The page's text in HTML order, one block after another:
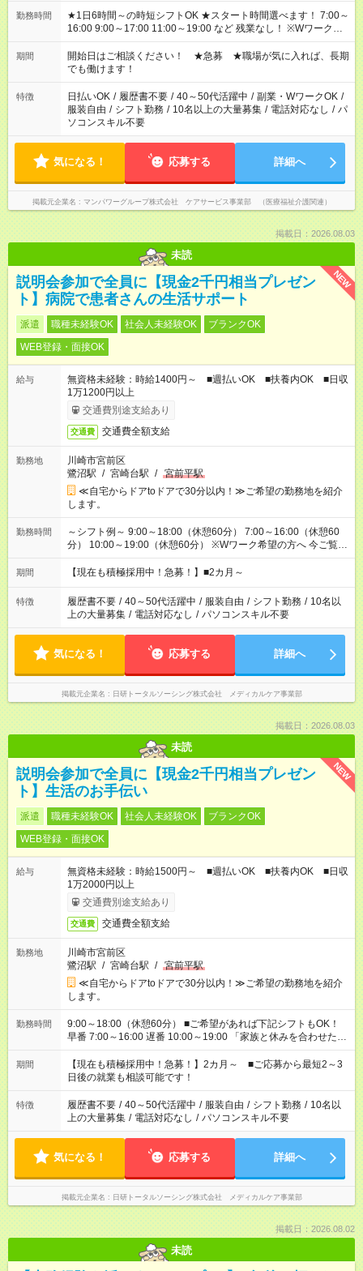
勤務時間
★1日6時間～の時短シフトOK ★スタート時間選べます！ 7:00～
16:00 9:00～17:00 11:00～19:00 など 残業なし！ ※Wワークの
場合、他のお仕事と合わせ週40時間超の就業はご案内できませ
ん ※法令に基づき、週20時間以上勤務は社会保険への加入対象
となります ※労働者派遣法（日雇い派遣の原則禁止）により、
短時間・短期間の就業はご案内が難しい場合があります
期間
開始日はご相談ください！ ★急募 ★職場が気に入れば、長期
でも働けます！
特徴 日払いOK / 履歴書不要 / 40～50代活躍中 / 副業・WワークOK /
服装自由 / シフト勤務 / 10名以上の大量募集 / 電話対応なし / パ
ソコンスキル不要
気になる！ 応募する 詳細へ
掲載元企業名 マンパワーグループ株式会社 ケアサービス事業部 （医療福祉介護関連）
掲載日：2026.08.03
未読
NEW
説明会参加で全員に【現金2千円相当プレゼン
ト】病院で患者さんの生活サポート
派遣 職種未経験OK 社会人未経験OK
ブランクOK
WEB登録・面接OK
給与
無資格未経験：時給1400円～ ■週払いOK ■扶養内OK ■日収
1万1200円以上
交通費別途支給あり
交通費 交通費全額支給
勤務地
川崎市宮前区
鷺沼駅 / 宮崎台駅 / 宮前平駅
≪自宅からドアtoドアで30分以内！≫ご希望の勤務地を紹介
します。
勤務時間
～シフト例～ 9:00～18:00（休憩60分） 7:00～16:00（休憩60
分） 10:00～19:00（休憩60分） ※Wワーク希望の方へ 今ご覧の
お仕事で希望する勤務時間と、もう1つのお仕事の勤務時間の合
計が 週40時間を超えなければOKです。
期間 【現在も積極採用中！急募！】■2カ月～
特徴 履歴書不要 / 40～50代活躍中 / 服装自由 / シフト勤務 / 10名以
上の大量募集 / 電話対応なし / パソコンスキル不要
気になる！ 応募する 詳細へ
掲載元企業名 日研トータルソーシング株式会社 メディカルケア事業部
掲載日：2026.08.03
未読
NEW
説明会参加で全員に【現金2千円相当プレゼン
ト】生活のお手伝い
派遣 職種未経験OK 社会人未経験OK
ブランクOK
WEB登録・面接OK
給与
無資格未経験：時給1500円～ ■週払いOK ■扶養内OK ■日収
1万2000円以上
交通費別途支給あり
交通費 交通費全額支給
勤務地
川崎市宮前区
鷺沼駅 / 宮崎台駅 / 宮前平駅
≪自宅からドアtoドアで30分以内！≫ご希望の勤務地を紹介
します。
勤務時間
9:00～18:00（休憩60分） ■ご希望があれば下記シフトもOK！
早番 7:00～16:00 遅番 10:00～19:00 「家族と休みを合わせた
い」 「余裕を持って夕飯の準備がしたい」 「できれば残業はし
たくない」 など、ご希望を教えてくださいね。 ※Wワーク希望
の方へ 今ご覧のお仕事で希望する勤務時間と、もう1つのお仕事
の勤務時間。 合計で週40時間を超える場合は応募できません。
期間
【現在も積極採用中！急募！】2カ月～ ■ご応募から最短2～3
日後の就業も相談可能です！
特徴 履歴書不要 / 40～50代活躍中 / 服装自由 / シフト勤務 / 10名以
上の大量募集 / 電話対応なし / パソコンスキル不要
気になる！ 応募する 詳細へ
掲載元企業名 日研トータルソーシング株式会社 メディカルケア事業部
掲載日：2026.08.02
未読